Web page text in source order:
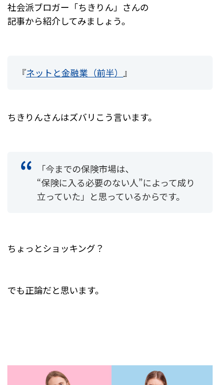
社会派ブロガー「ちきりん」さんの
記事から紹介してみましょう。
『ネットと金融業（前半） 』
ちきりんさんはズバリこう言います。
「今までの保険市場は、
“保険に入る必要のない人”によって成り
立っていた」と思っているからです。
ちょっとショッキング？
でも正論だと思います。